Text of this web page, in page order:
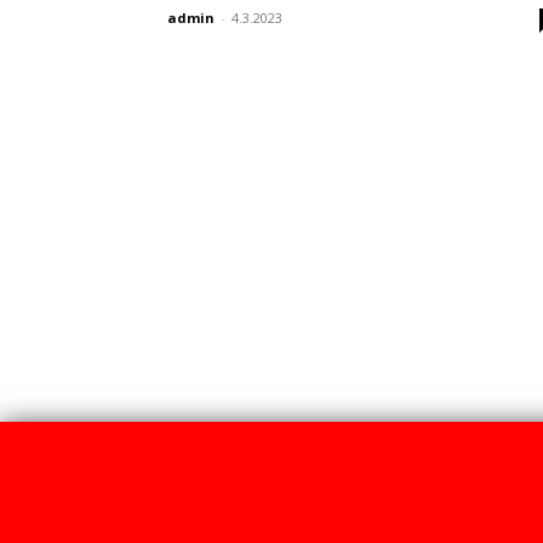
admin - 4.3.2023